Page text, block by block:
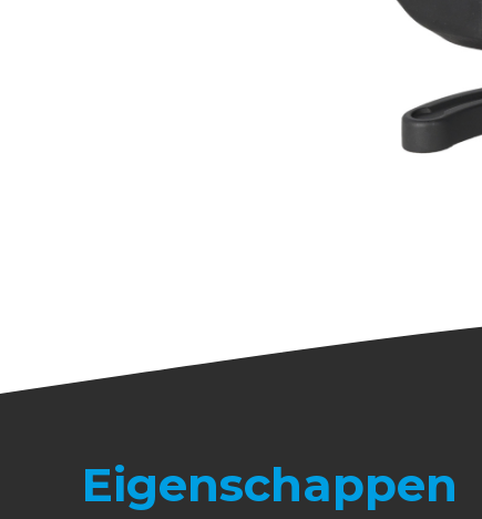
Eigenschappen